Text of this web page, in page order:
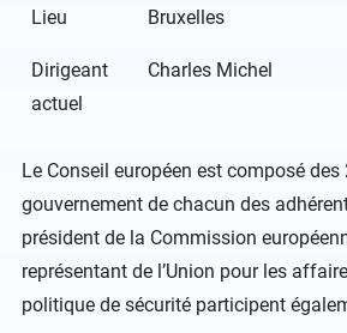
Lieu Bruxelles
Dirigeant
actuel
Charles Michel
Le Conseil européen est composé des
gouvernement de chacun des
président de la Commission
représentant de l’Union pour les
politique de sécurité participent